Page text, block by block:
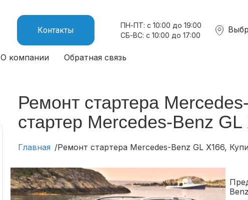
О компании Обратная связь
Контакты
ПН-ПТ: с 10:00 до 19:00
СБ-ВС: с 10:00 до 17:00
Ремонт стартера
стартер Mercedes-Benz GL
Главная Ремонт стартера Mercedes-Benz GL X166,